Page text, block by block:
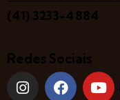
(41) 3233-4884
Redes Sociais